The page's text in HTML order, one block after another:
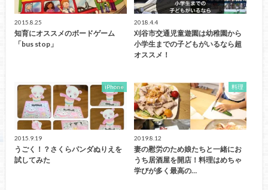
2015.8.25
知育にオススメのボードゲーム
「bus stop」
2018.4.4
刈谷市交通児童遊園は幼稚園から
小学生までの子どもがいるなら超
オススメ！
iPhone
2015.9.19
うごく！？さくらパンダぬりえを
試してみた
料理
2019.8.12
妻の慰労のため娘たちと一緒にお
うち居酒屋を開店！料理はめちゃ
学びが多く最高の…